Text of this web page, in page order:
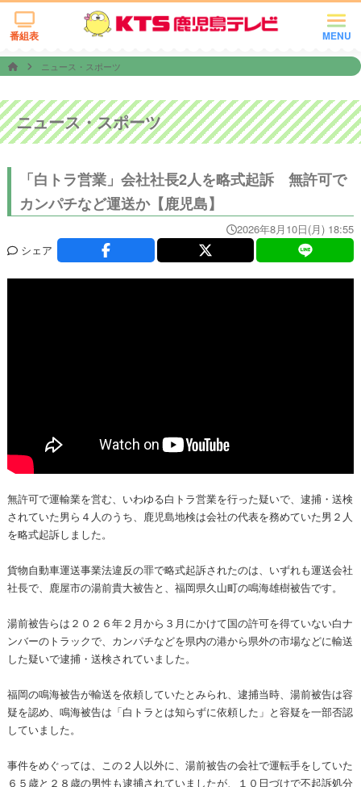
MENU
番組表
ニュース・スポーツ
ニュース・スポーツ
「白トラ営業」会社社長2人を略式起訴 無許可で
カンパチなど運送か【鹿児島】
2026年8月10日(月) 18:55
シェア
無許可で運輸業を営む、いわゆる白トラ営業を行った疑いで、逮捕・送検
されていた男ら４人のうち、鹿児島地検は会社の代表を務めていた男２人
を略式起訴しました。
貨物自動車運送事業法違反の罪で略式起訴されたのは、いずれも運送会社
社長で、鹿屋市の湯前貴大被告と、福岡県久山町の鳴海雄樹被告です。
湯前被告らは２０２６年２月から３月にかけて国の許可を得ていない白ナ
ンバーのトラックで、カンパチなどを県内の港から県外の市場などに輸送
した疑いで逮捕・送検されていました。
福岡の鳴海被告が輸送を依頼していたとみられ、逮捕当時、湯前被告は容
疑を認め、鳴海被告は「白トラとは知らずに依頼した」と容疑を一部否認
していました。
事件をめぐっては、この２人以外に、湯前被告の会社で運転手をしていた
６５歳と２８歳の男性も逮捕されていましたが、１０日づけで不起訴処分